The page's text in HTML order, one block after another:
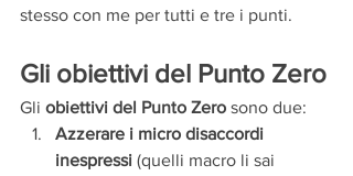
stesso con me per tutti e tre i punti.
Gli obiettivi del Punto Zero
Gli obiettivi del Punto Zero sono due:
Azzerare i micro disaccordi
inespressi (quelli macro li sai